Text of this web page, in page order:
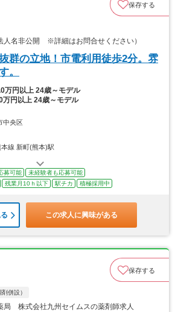
保存する
人名非公開 ※詳細はお問合せください）
群の立地！市電利用徒歩2分。雰
。
万円以上 24歳～モデル
万円以上 24歳～モデル
中央区
線 新町(熊本)駅
募可能
未経験者も応募可能
残業月10ｈ以下 駅チカ 積極採用中
この求人に興味がある
保存する
併設）
局 株式会社九州セイムスの薬剤師求人